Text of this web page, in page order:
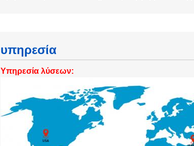
υπηρεσία
Υπηρεσία λύσεων: